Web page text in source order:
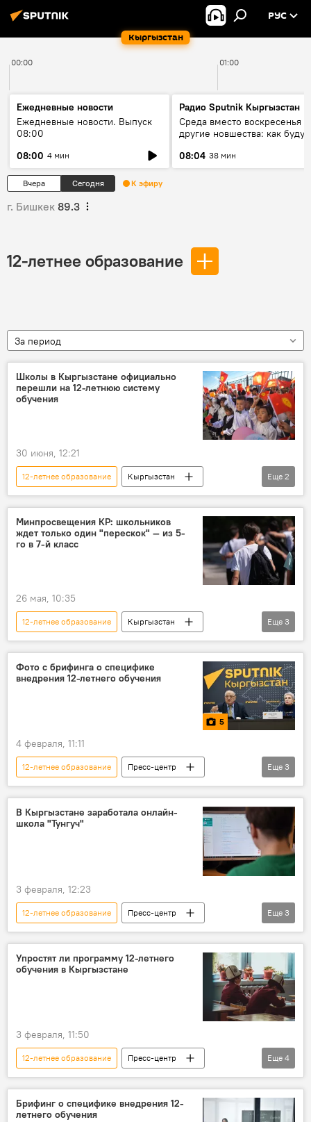
Кыргызстан
РУС
00:00 01:00
Ежедневные новости
Ежедневные новости. Выпуск
08:00
08:00 4 мин
Радио Sputnik Кыргызстан
Среда вместо воскресенья и
другие новшества: как будут
08:04 38 мин
Вчера Сегодня К эфиру
г. Бишкек 89.3
12-летнее образование
За период
Школы в Кыргызстане официально
перешли на 12-летнюю систему
обучения
30 июня, 12:21
12-летнее образование
Кыргызстан
школы
изменения
Еще 2
Минпросвещения КР: школьников
ждет только один "перескок" — из 5-
го в 7-й класс
26 мая, 10:35
12-летнее образование
Кыргызстан
образование
школа
Министерство просвещения КР
Еще 3
Фото с брифинга о специфике
внедрения 12-летнего обучения
5
4 февраля, 11:11
12-летнее образование
Пресс-центр
Пресс-фото
Кыргызстан брифинг
Еще 3
В Кыргызстане заработала онлайн-
школа "Тунгуч"
3 февраля, 12:23
12-летнее образование
Пресс-центр
Кыргызстан
Министерство просвещения КР
Еще 3
Упростят ли программу 12-летнего
обучения в Кыргызстане
3 февраля, 11:50
12-летнее образование
Пресс-центр
Кыргызстан
школа
программа
упрощение
Еще 4
Брифинг о специфике внедрения 12-
летнего обучения